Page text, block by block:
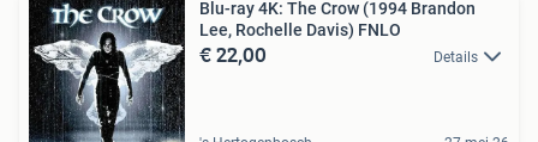
Blu-ray 4K: The Crow (1994 Brandon
Lee, Rochelle Davis) FNLO
€ 22,00 Details